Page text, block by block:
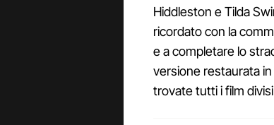
Hiddleston e Tilda
ricordato con la
e a completare lo
versione restaurata in
trovate tutti i film